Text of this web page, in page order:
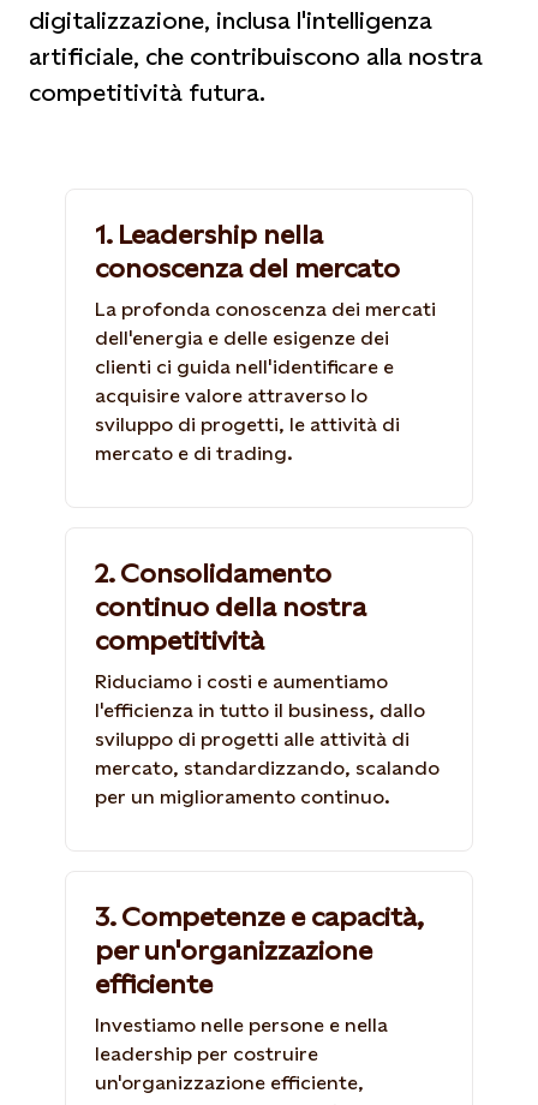
digitalizzazione, inclusa l'intelligenza
artificiale, che contribuiscono alla nostra
competitività futura.
1. Leadership nella
conoscenza del mercato
La profonda conoscenza dei mercati
dell'energia e delle esigenze dei
clienti ci guida nell'identificare e
acquisire valore attraverso lo
sviluppo di progetti, le attività di
mercato e di trading.
2. Consolidamento
continuo della nostra
competitività
Riduciamo i costi e aumentiamo
l'efficienza in tutto il business, dallo
sviluppo di progetti alle attività di
mercato, standardizzando, scalando
per un miglioramento continuo.
3. Competenze e capacità,
per un'organizzazione
efficiente
Investiamo nelle persone e nella
leadership per costruire
un'organizzazione efficiente,